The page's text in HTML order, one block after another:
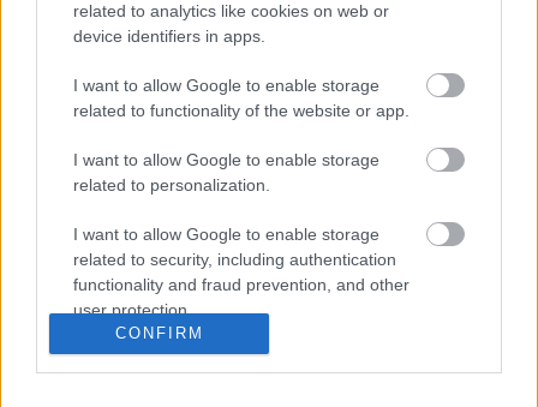
related to analytics like cookies on web or
device identifiers in apps.
I want to allow Google to enable storage
related to functionality of the website or app.
I want to allow Google to enable storage
related to personalization.
I want to allow Google to enable storage
related to security, including authentication
functionality and fraud prevention, and other
user protection.
CONFIRM
Nyári zárás, őszi tervek
Augusztusi zárás